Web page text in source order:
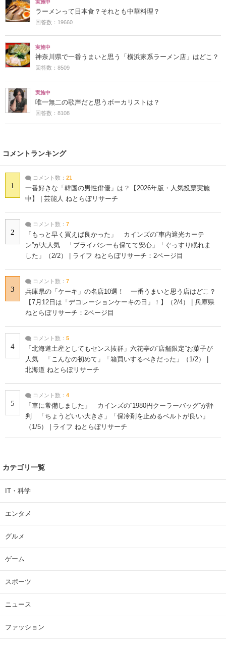
実施中
ラーメンって日本食？それとも中華料理？
回答数：19660
実施中
神奈川県で一番うまいと思う「横浜家系ラーメン店」はどこ？
回答数：8509
実施中
唯一無二の歌声だと思うボーカリストは？
回答数：8108
コメントランキング
1
コメント数： 21
一番好きな「韓国の男性俳優」は？【2026年版・人気投票実施
中】 | 芸能人 ねとらぼリサーチ
2
コメント数： 7
「もっと早く買えば良かった」 カインズの“車内遮光カーテ
ン”が大人気 「プライバシーも保てて安心」「ぐっすり眠れま
した」（2/2） | ライフ ねとらぼリサーチ：2ページ目
3
コメント数： 7
兵庫県の「ケーキ」の名店10選！ 一番うまいと思う店はどこ？
【7月12日は「デコレーションケーキの日」！】（2/4） | 兵庫県
ねとらぼリサーチ：2ページ目
4
コメント数： 5
「北海道土産としてもセンス抜群」六花亭の“店舗限定”お菓子が
人気 「こんなの初めて」「箱買いするべきだった」（1/2） |
北海道 ねとらぼリサーチ
5
コメント数： 4
「車に常備しました」 カインズの“1980円クーラーバッグ”が評
判 「ちょうどいい大きさ」「保冷剤を止めるベルトが良い」
（1/5） | ライフ ねとらぼリサーチ
カテゴリ一覧
IT・科学
エンタメ
グルメ
ゲーム
スポーツ
ニュース
ファッション